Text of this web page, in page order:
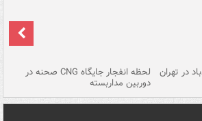
در تهران لحظه انفجار جایگاه CNG صحنه در
دوربین مداربسته